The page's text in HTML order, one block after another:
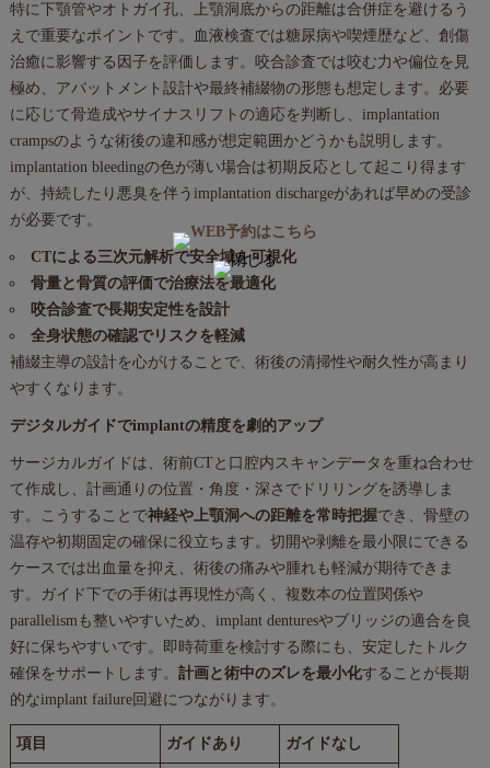
特に下顎管やオトガイ孔、上顎洞底からの距離は合併症を避けるう
えで重要なポイントです。血液検査では糖尿病や喫煙歴など、創傷
治癒に影響する因子を評価します。咬合診査では咬む力や偏位を見
極め、アバットメント設計や最終補綴物の形態も想定します。必要
に応じて骨造成やサイナスリフトの適応を判断し、implantation
crampsのような術後の違和感が想定範囲かどうかも説明します。
implantation bleedingの色が薄い場合は初期反応として起こり得ます
が、持続したり悪臭を伴うimplantation dischargeがあれば早めの受診
が必要です。
CTによる三次元解析で安全域を可視化
骨量と骨質の評価で治療法を最適化
咬合診査で長期安定性を設計
全身状態の確認でリスクを軽減
補綴主導の設計を心がけることで、術後の清掃性や耐久性が高まり
やすくなります。
デジタルガイドでimplantの精度を劇的アップ
サージカルガイドは、術前CTと口腔内スキャンデータを重ね合わせ
て作成し、計画通りの位置・角度・深さでドリリングを誘導しま
す。こうすることで神経や上顎洞への距離を常時把握でき、骨壁の
温存や初期固定の確保に役立ちます。切開や剥離を最小限にできる
ケースでは出血量を抑え、術後の痛みや腫れも軽減が期待できま
す。ガイド下での手術は再現性が高く、複数本の位置関係や
parallelismも整いやすいため、implant denturesやブリッジの適合を良
好に保ちやすいです。即時荷重を検討する際にも、安定したトルク
確保をサポートします。 計画と術中のズレを最小化することが長期
的なimplant failure回避につながります。
項目 ガイドあり ガイドなし